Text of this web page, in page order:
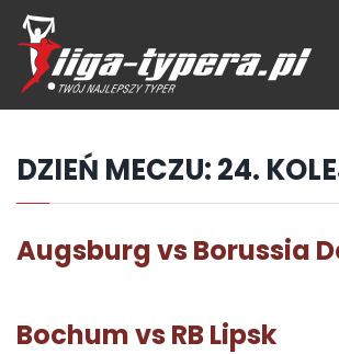
Przejdź
hdo
treści
DZIEŃ MECZU:24.
Augsburg vs Borussia
Bochum vs RB Lipsk